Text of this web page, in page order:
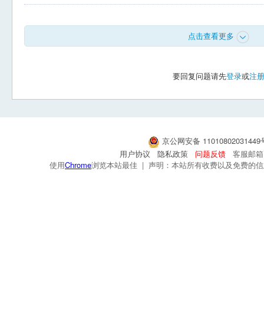
点击查看更多
要回复问题请先登录或注册
京公网安备
用户协议
隐私政策 问题反馈
客服邮
使用Chrome浏览本站最佳 | 声明：本站所有收费以及免费的